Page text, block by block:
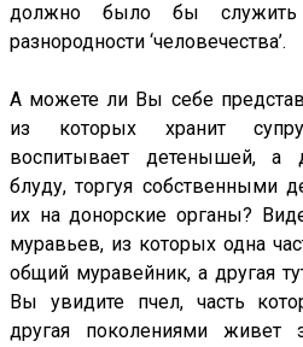
должно было бы служить
разнородности ‘человечества’.
А можете ли Вы себе
из которых хранит
воспитывает детенышей, а
блуду, торгуя собственными
их на донорские органы?
муравьев, из которых одна
общий муравейник, а другая
Вы увидите пчел, часть
другая поколениями живет